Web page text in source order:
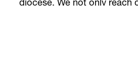
diocese. We not only reach